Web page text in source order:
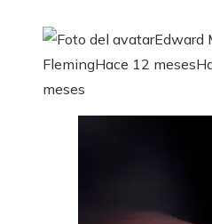
Edward
FlemingHace 12 meses
meses